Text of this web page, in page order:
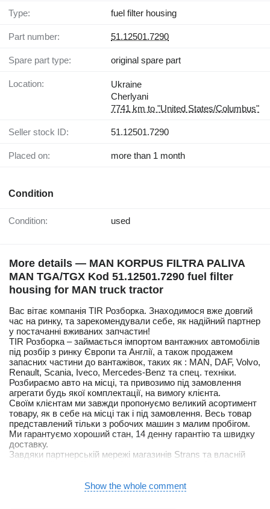
Type: fuel filter housing
Part number: 51.12501.7290
Spare part type: original spare part
Location:
Ukraine
Cherlyani
7741 km to "United States/Columbus"
Seller stock ID: 51.12501.7290
Placed on: more than 1 month
Condition
Condition: used
More details — MAN KORPUS FILTRA PALIVA
MAN TGA/TGX Kod 51.12501.7290 fuel filter
housing for MAN truck tractor
Вас вітає компанія TIR Розборка. Знаходимося вже довгий
час на ринку, та зарекомендували себе, як надійний партнер
у постачанні вживаних запчастин!
TIR Розборка – займається імпортом вантажних автомобілів
під розбір з ринку Європи та Англії, а також продажем
запасних частини до вантажівок, таких як : MAN, DAF, Volvo,
Renault, Scania, Iveco, Mercedes-Benz та спец. техніки.
Розбираємо авто на місці, та привозимо під замовлення
агрегати будь якої комплектації, на вимогу клієнта.
Своїм клієнтам ми завжди пропонуємо великий асортимент
товару, як в себе на місці так і під замовлення. Весь товар
представлений тільки з робочих машин з малим пробігом.
Ми гарантуємо хороший стан, 14 денну гарантію та швидку
доставку.
Завдяки партнерській мережі магазинів Strans та власній
Будемо раді довгостроковій співпраці, працюємо по
Show the whole comment